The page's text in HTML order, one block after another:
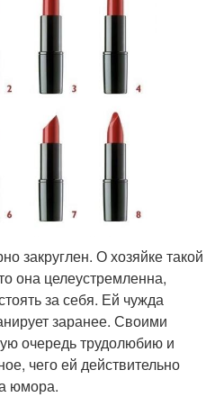
закруглен. О хозяйке такой
она целеустремленна,
за себя. Ей чужда
заранее. Своими
очередь трудолюбию и
чего ей действительно
юмора.